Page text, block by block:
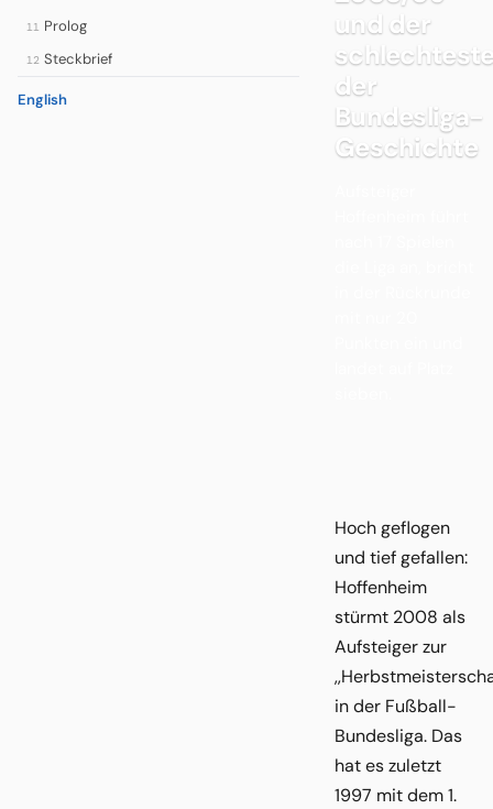
11 Prolog
12 Steckbrief
English
und der
der
Bundesliga-
Geschichte
Hoch geflogen
und tief gefallen:
Hoffenheim
stürmt 2008 als
Aufsteiger zur
in der Fußball-
Bundesliga. Das
hat es zuletzt
1997 mit dem 1.